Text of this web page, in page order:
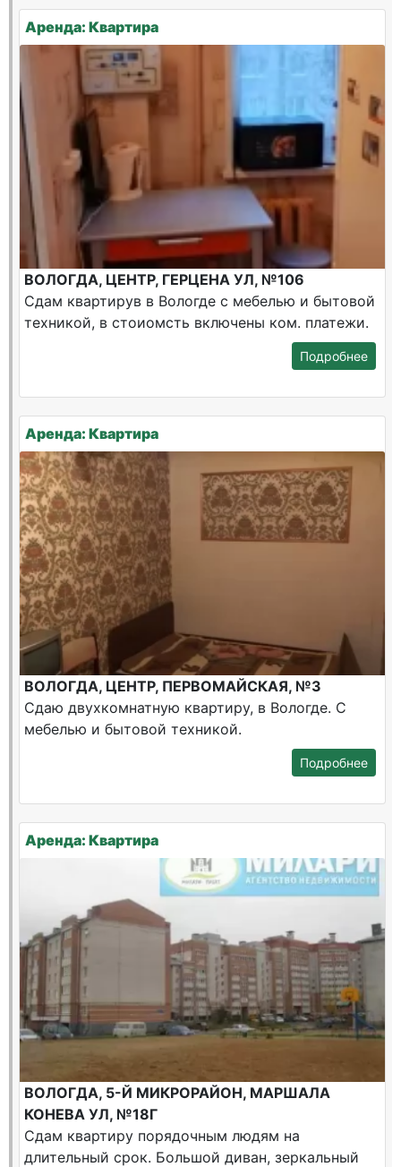
Аренда: Квартира
ВОЛОГДА, ЦЕНТР, ГЕРЦЕНА УЛ, №106
Сдам квартирув в Вологде с мебелью и бытовой
техникой, в стоиомсть включены ком. платежи.
Подробнее
Аренда: Квартира
ВОЛОГДА, ЦЕНТР, ПЕРВОМАЙСКАЯ, №3
Сдаю двухкомнатную квартиру, в Вологде. С
мебелью и бытовой техникой.
Подробнее
Аренда: Квартира
ВОЛОГДА, 5-Й МИКРОРАЙОН, МАРШАЛА
КОНЕВА УЛ, №18Г
Сдам квартиру порядочным людям на
длительный срок. Большой диван, зеркальный